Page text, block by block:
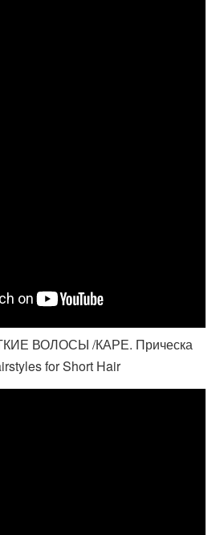
ВОЛОСЫ /КАРЕ. Прическа
for Short Hair